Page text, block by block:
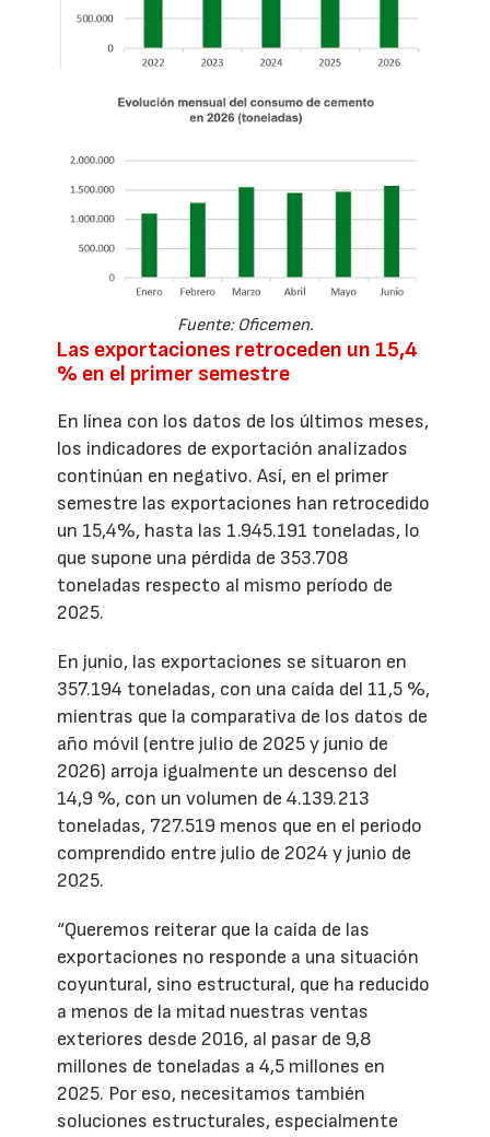
Fuente: Oficemen.
Las exportaciones retroceden un 15,4
% en el primer semestre
En línea con los datos de los últimos meses,
los indicadores de exportación analizados
continúan en negativo. Así, en el primer
semestre las exportaciones han retrocedido
un 15,4%, hasta las 1.945.191 toneladas, lo
que supone una pérdida de 353.708
toneladas respecto al mismo período de
2025.
En junio, las exportaciones se situaron en
357.194 toneladas, con una caída del 11,5 %,
mientras que la comparativa de los datos de
año móvil (entre julio de 2025 y junio de
2026) arroja igualmente un descenso del
14,9 %, con un volumen de 4.139.213
toneladas, 727.519 menos que en el periodo
comprendido entre julio de 2024 y junio de
2025.
“Queremos reiterar que la caída de las
exportaciones no responde a una situación
coyuntural, sino estructural, que ha reducido
a menos de la mitad nuestras ventas
exteriores desde 2016, al pasar de 9,8
millones de toneladas a 4,5 millones en
2025. Por eso, necesitamos también
soluciones estructurales, especialmente